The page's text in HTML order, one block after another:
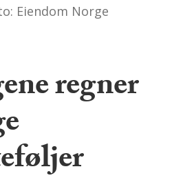
Eiendom Norge
regner